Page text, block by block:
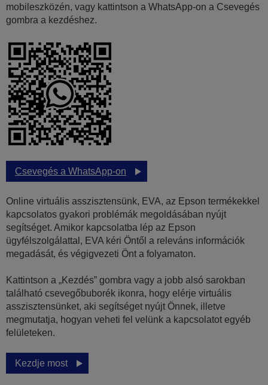
mobileszközén, vagy kattintson a WhatsApp-on a Csevegés
gombra a kezdéshez.
Csevegés a WhatsApp-on
Online virtuális asszisztensünk, EVA, az Epson termékekkel
kapcsolatos gyakori problémák megoldásában nyújt
segítséget. Amikor kapcsolatba lép az Epson
ügyfélszolgálattal, EVA kéri Öntől a releváns információk
megadását, és végigvezeti Önt a folyamaton.
Kattintson a „Kezdés” gombra vagy a jobb alsó sarokban
található csevegőbuborék ikonra, hogy elérje virtuális
asszisztensünket, aki segítséget nyújt Önnek, illetve
megmutatja, hogyan veheti fel velünk a kapcsolatot egyéb
felületeken.
Kezdje most